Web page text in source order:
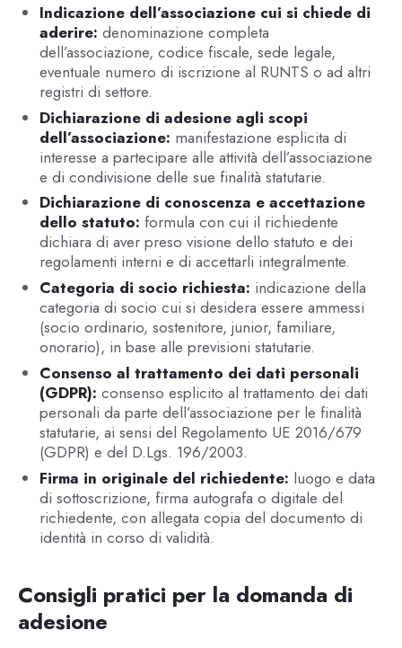
Indicazione dell’associazione cui si chiede di
aderire: denominazione completa
dell’associazione, codice fiscale, sede legale,
eventuale numero di iscrizione al RUNTS o ad altri
registri di settore.
Dichiarazione di adesione agli scopi
dell’associazione: manifestazione esplicita di
interesse a partecipare alle attività dell’associazione
e di condivisione delle sue finalità statutarie.
Dichiarazione di conoscenza e accettazione
dello statuto: formula con cui il richiedente
dichiara di aver preso visione dello statuto e dei
regolamenti interni e di accettarli integralmente.
Categoria di socio richiesta: indicazione della
categoria di socio cui si desidera essere ammessi
(socio ordinario, sostenitore, junior, familiare,
onorario), in base alle previsioni statutarie.
Consenso al trattamento dei dati personali
(GDPR): consenso esplicito al trattamento dei dati
personali da parte dell’associazione per le finalità
statutarie, ai sensi del Regolamento UE 2016/679
(GDPR) e del D.Lgs. 196/2003.
Firma in originale del richiedente: luogo e data
di sottoscrizione, firma autografa o digitale del
richiedente, con allegata copia del documento di
identità in corso di validità.
Consigli pratici per la domanda di
adesione